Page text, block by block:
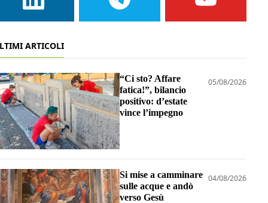
ARTICOLI
“Ci sto? Affare
fatica!”, bilancio
positivo: d’estate
vince l’impegno
05/08/2026
Si mise a camminare
sulle acque e andò
verso Gesù
04/08/2026